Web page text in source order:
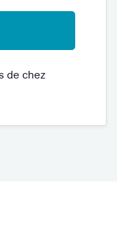
de chez